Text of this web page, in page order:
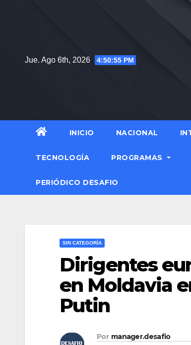
Jue. Ago 6th, 2026 4:50:56 PM
INICIO NACIONAL
TECNOLOGÍA PROGRAMAS
PERIÓDICO DESAFIO
SIN CATEGORÍA
Dirigentes
en Moldavia
Putin
Por manager.desafio